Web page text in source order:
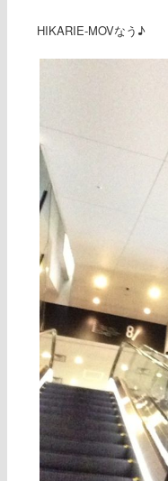
HIKARIE-MOVなう♪